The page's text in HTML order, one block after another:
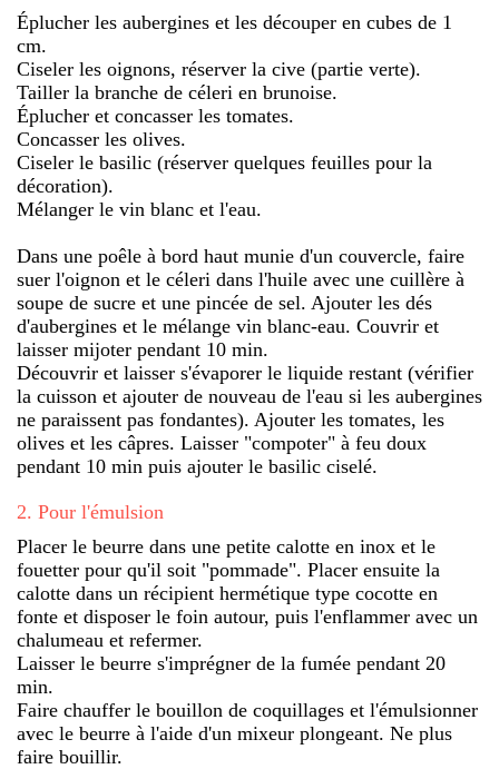
Éplucher les aubergines et les découper en cubes de 1
cm.
Ciseler les oignons, réserver la cive (partie verte).
Tailler la branche de céleri en brunoise.
Éplucher et concasser les tomates.
Concasser les olives.
Ciseler le basilic (réserver quelques feuilles pour la
décoration).
Mélanger le vin blanc et l'eau.
Dans une poêle à bord haut munie d'un couvercle, faire
suer l'oignon et le céleri dans l'huile avec une cuillère à
soupe de sucre et une pincée de sel. Ajouter les dés
d'aubergines et le mélange vin blanc-eau. Couvrir et
laisser mijoter pendant 10 min.
Découvrir et laisser s'évaporer le liquide restant (vérifier
la cuisson et ajouter de nouveau de l'eau si les aubergines
ne paraissent pas fondantes). Ajouter les tomates, les
olives et les câpres. Laisser "compoter" à feu doux
pendant 10 min puis ajouter le basilic ciselé.
2. Pour l'émulsion
Placer le beurre dans une petite calotte en inox et le
fouetter pour qu'il soit "pommade". Placer ensuite la
calotte dans un récipient hermétique type cocotte en
fonte et disposer le foin autour, puis l'enflammer avec un
chalumeau et refermer.
Laisser le beurre s'imprégner de la fumée pendant 20
min.
Faire chauffer le bouillon de coquillages et l'émulsionner
avec le beurre à l'aide d'un mixeur plongeant. Ne plus
faire bouillir.